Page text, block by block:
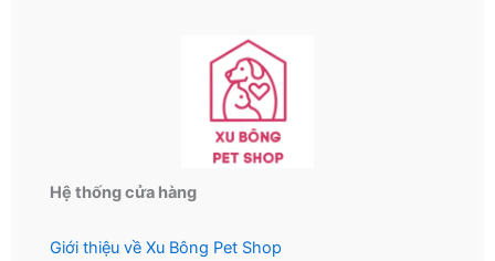
Hệ thống cửa hàng
Giới thiệu về Xu Bông Pet Shop